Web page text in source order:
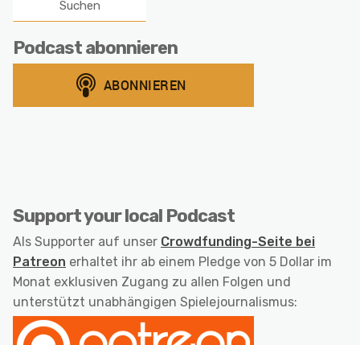
Podcast abonnieren
Support your local Podcast
Als Supporter auf unser Crowdfunding-Seite bei
Patreon erhaltet ihr ab einem Pledge von 5 Dollar im
Monat exklusiven Zugang zu allen Folgen und
unterstützt unabhängigen Spielejournalismus: